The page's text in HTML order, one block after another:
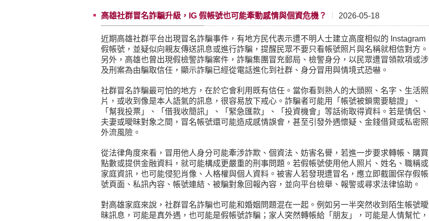
高雄社群冒名詐騙升級，IG 假帳號也可能牽動感情與個資危機？ 2026-05-18
近期高雄社群平台出現冒名詐騙事件，有地方民代表示遭不明人士建立高度相似的 Instagram
假帳號，並疑似向親友傳送訊息或進行詐騙，提醒民眾不要只看帳號照片與名稱就相信對方。
另外，高雄也曾出現假檢警詐騙案件，詐騙集團冒充郵局、檢警身分，以民眾遭冒領款項或涉
及刑案為由騙取信任，顯示詐騙已經從電話進化到社群、身分冒用與情境式恐嚇。
社群冒名詐騙最可怕的地方，在於它會利用既有信任。當你看到熟人的大頭照、名字、生活照
片，或收到像是本人語氣的訊息，很容易放下戒心。詐騙者可能用「帳號被鎖需要驗證」、
「幫我投票」、「借我收簡訊」、「緊急匯款」、「投資機會」等話術取得資料。若是情侶、
夫妻或曖昧對象之間，冒名帳號還可能造成感情誤會，甚至引發外遇懷疑、金錢借貸或私密照
外流風險。
從法律角度來看，冒用他人身分可能牽涉詐欺、個資法、妨害名譽，若進一步要求轉帳、購買
點數或提供金融資料，就可能構成更嚴重的刑事問題。若假帳號使用他人照片、姓名、職稱或
家庭資訊，也可能侵犯肖像、人格權與個人資料。被害人若發現遭冒名，應立即截圖保存假帳
號頁面、私訊內容、帳號連結、被騙對象回報內容，並向平台檢舉、報警或尋求法律協助。
對高雄家庭來說，社群冒名詐騙也可能和婚姻問題混在一起。例如另一半突然收到陌生帳號曖
昧訊息，可能是真外遇，也可能是假帳號詐騙；家人突然轉帳給「朋友」，可能是人情幫忙，